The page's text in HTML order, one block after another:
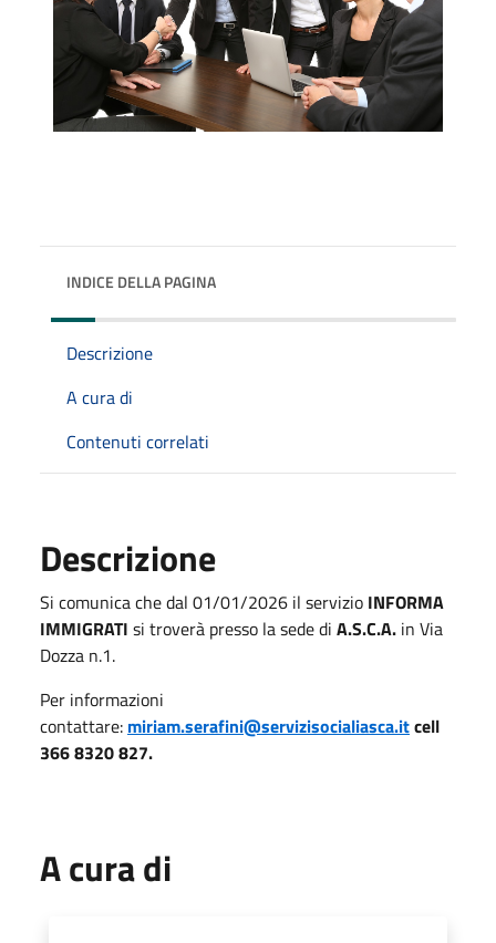
INDICE DELLA PAGINA
Descrizione
A cura di
Contenuti correlati
Descrizione
Si comunica che dal 01/01/2026 il servizio INFORMA
IMMIGRATI si troverà presso la sede di A.S.C.A. in Via
Dozza n.1.
Per informazioni
contattare: miriam.serafini@servizisocialiasca.itcell
366 8320 827.
A cura di